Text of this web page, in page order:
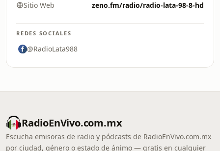
Sitio Web zeno.fm/radio/radio-lata-98-8-hd
REDES SOCIALES
@RadioLata988
RadioEnVivo.com.mx
Escucha emisoras de radio y pódcasts de RadioEnVivo.com.mx
por ciudad, género o estado de ánimo — gratis en cualquier